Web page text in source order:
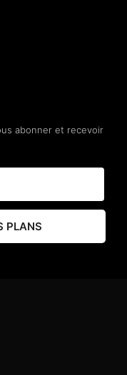
abonner et recevoir
PLANS